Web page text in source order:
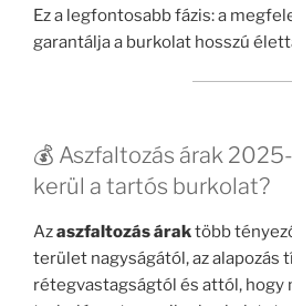
Ez a legfontosabb fázis: a
garantálja a burkolat hosszú
💰 Aszfaltozás árak
kerül a tartós burkolat?
Azaszfaltozás áraktöbb
terület nagyságától, az alapozás
rétegvastagságtól és attól, hogy